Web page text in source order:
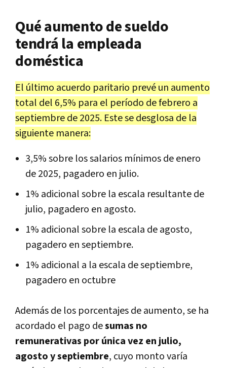
Qué aumento de sueldo
tendrá la empleada
doméstica
El último acuerdo paritario prevé un aumento
total del 6,5% para el período de febrero a
septiembre de 2025. Este se desglosa de la
siguiente manera:
3,5% sobre los salarios mínimos de enero
de 2025, pagadero en julio.
1% adicional sobre la escala resultante de
julio, pagadero en agosto.
1% adicional sobre la escala de agosto,
pagadero en septiembre.
1% adicional a la escala de septiembre,
pagadero en octubre
Además de los porcentajes de aumento, se ha
acordado el pago desumas no
remunerativas por única vez en julio,
agosto y septiembre, cuyo monto varía